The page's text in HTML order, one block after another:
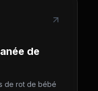
de
de rot de bébé